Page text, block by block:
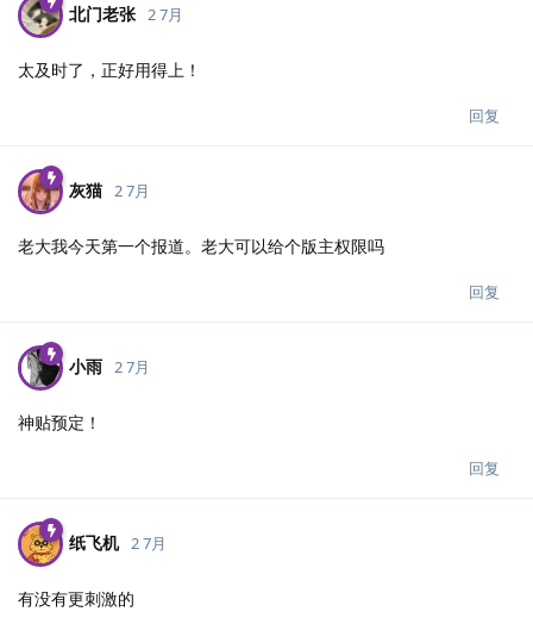
北门老张 2 7月
太及时了，正好用得上！
回复
灰猫 2 7月
老大我今天第一个报道。老大可以给个版主权限吗
回复
小雨 2 7月
神贴预定！
回复
纸飞机 2 7月
有没有更刺激的